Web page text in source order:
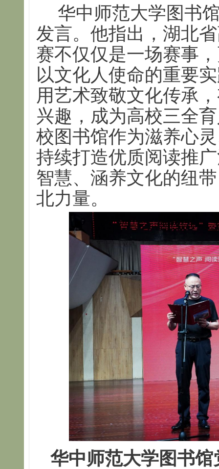
华中师范大学图书
发言。他指出，湖北
赛不仅仅是一场赛事
以文化人使命的重要
用艺术致敬文化传承
兴趣，成为高校三全
校图书馆作为滋养心
持续打造优质阅读推
智慧、涵养文化的纽
北力量。
华中师范大学图书